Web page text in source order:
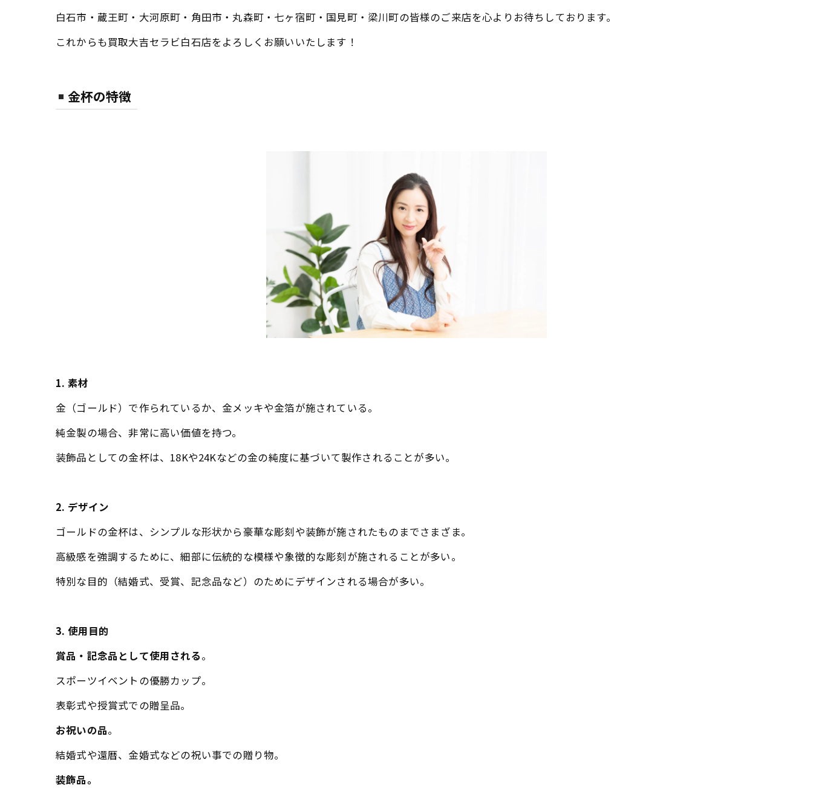
白石市・蔵王町・大河原町・角田市・丸森町・七ヶ宿町・国見町・梁川町の皆様のご来店を心よりお待ちしております。
これからも買取大吉セラビ白石店をよろしくお願いいたします！
金杯の特徴
1. 素材
金（ゴールド）で作られているか、金メッキや金箔が施されている。
純金製の場合、非常に高い価値を持つ。
装飾品としての金杯は、18Kや24Kなどの金の純度に基づいて製作されることが多い。
2. デザイン
ゴールドの金杯は、シンプルな形状から豪華な彫刻や装飾が施されたものまでさまざま。
高級感を強調するために、細部に伝統的な模様や象徴的な彫刻が施されることが多い。
特別な目的（結婚式、受賞、記念品など）のためにデザインされる場合が多い。
3. 使用目的
賞品・記念品として使用される。
スポーツイベントの優勝カップ。
表彰式や授賞式での贈呈品。
お祝いの品。
結婚式や還暦、金婚式などの祝い事での贈り物。
装飾品。